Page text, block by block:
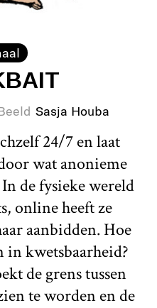
Sasja Houba
24/7 en laat
wat anonieme
de fysieke wereld
online heeft ze
aanbidden. Hoe
kwetsbaarheid?
de grens tussen
te worden en de